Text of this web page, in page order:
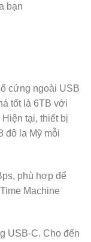
bạn
cứng ngoài USB
tốt là 6TB với
tại, thiết bị
đô la Mỹ mỗi
phù hợp để
Machine
USB-C. Cho đến